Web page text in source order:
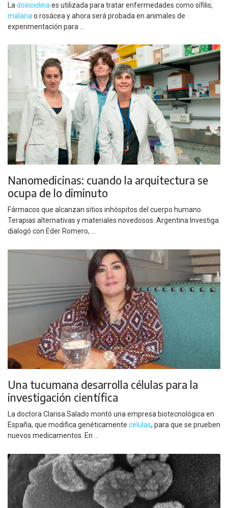
La doxiciclina es utilizada para tratar enfermedades como sífilis,
malaria o rosácea y ahora será probada en animales de
experimentación para ...
Nanomedicinas: cuando la arquitectura se
ocupa de lo diminuto
Fármacos que alcanzan sitios inhóspitos del cuerpo humano.
Terapias alternativas y materiales novedosos. Argentina Investiga
dialogó con Eder Romero, ...
Una tucumana desarrolla células para la
investigación científica
La doctora Clarisa Salado montó una empresa biotecnológica en
España, que modifica genéticamente células, para que se prueben
nuevos medicamentos. En ...